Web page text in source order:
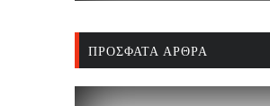
ΠΡΌΣΦΑΤΑ ΆΡΘΡΑ